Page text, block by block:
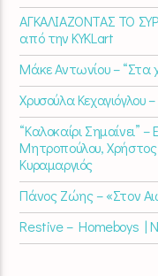
ΑΓΚΑΛΙΑΖΟΝΤΑΣ ΤΟ
από την KYKLart
Μάκε Αντωνίου – “Στα
Χρυσούλα Κεχαγιόγλου
“Καλοκαίρι Σημαίνει”
Μητροπούλου,
Κυραμαργιός
Πάνος Ζώης – «Στον
Restive – Homeboys |